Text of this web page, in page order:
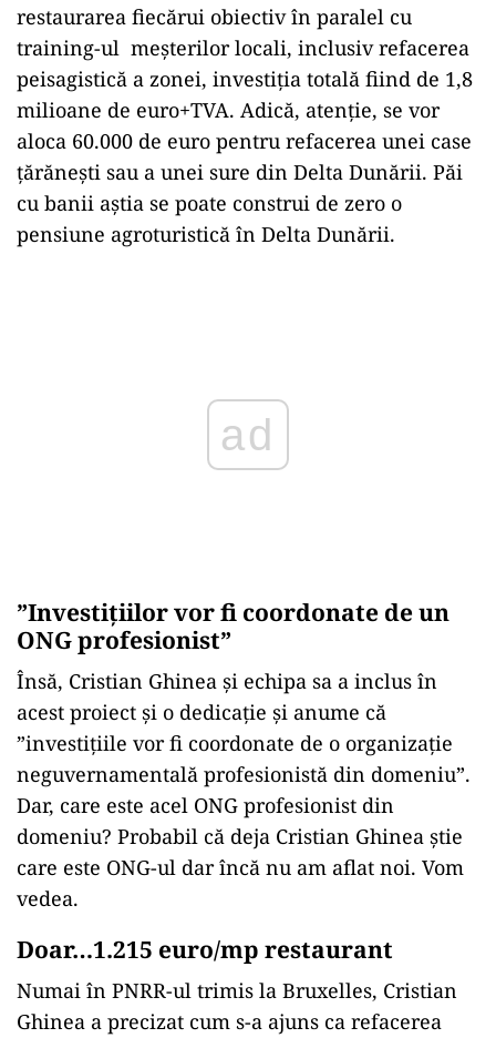
restaurarea fiecărui obiectiv în paralel cu
training-ul meșterilor locali, inclusiv refacerea
peisagistică a zonei, investiția totală fiind de 1,8
milioane de euro+TVA. Adică, atenție, se vor
aloca 60.000 de euro pentru refacerea unei case
țărănești sau a unei sure din Delta Dunării. Păi
cu banii aștia se poate construi de zero o
pensiune agroturistică în Delta Dunării.
”Investițiilor vor fi coordonate de un
ONG profesionist”
Însă, Cristian Ghinea și echipa sa a inclus în
acest proiect și o dedicație și anume că
”investițiile vor fi coordonate de o organizație
neguvernamentală profesionistă din domeniu”.
Dar, care este acel ONG profesionist din
domeniu? Probabil că deja Cristian Ghinea știe
care este ONG-ul dar încă nu am aflat noi. Vom
vedea.
Doar…1.215 euro/mp restaurant
Numai în PNRR-ul trimis la Bruxelles, Cristian
Ghinea a precizat cum s-a ajuns ca refacerea